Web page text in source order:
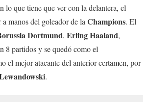
lo que tiene que ver con la delantera, el
manos del goleador de la Champions. El
Dortmund, ErlingHaaland,
8 partidos y se quedó como el
el mejor atacante del anterior certamen, por
.